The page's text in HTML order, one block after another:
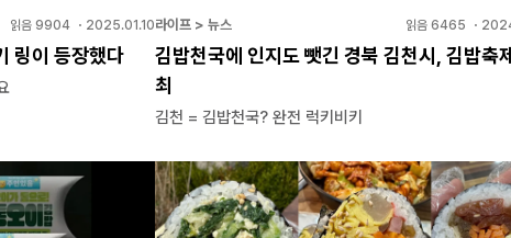
읽음 9904・ 2025.01.10
링이 등장했다
라이프 > 뉴스 읽음 6465 ・
김밥천국에 인지도 뺏긴 경북 김천시, 김밥축
최
김천 = 김밥천국? 완전 럭키비키